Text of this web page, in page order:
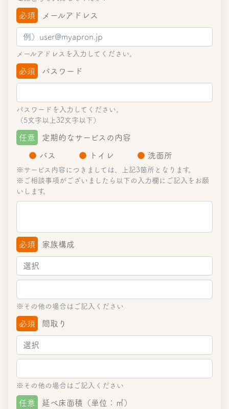
必須 メールアドレス
メールアドレスを入力してください。
必須 パスワード
パスワードを入力してください。
（5文字以上32文字以下）
任意 定期的なサービスの内容
● バス ● トイレ ● 洗面所
※サービス内容につきましては、上記3箇所となります。
※ご相談事項がございましたら以下の入力欄にご記入をお願
いします。
必須 家族構成
※その他の場合はご記入ください
必須 間取り
※その他の場合はご記入ください
任意 延べ床面積（単位：㎡）